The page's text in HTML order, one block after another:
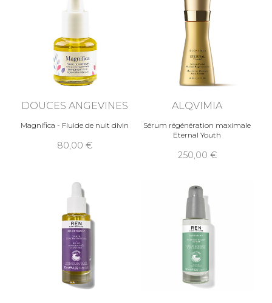
DOUCES ANGEVINES
Magnifica - Fluide de nuit divin
80,00
ALQVIMIA
Sérum régénération maximale
Eternal Youth
250,00